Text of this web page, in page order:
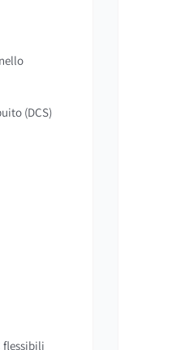
(DCS)
flessibili